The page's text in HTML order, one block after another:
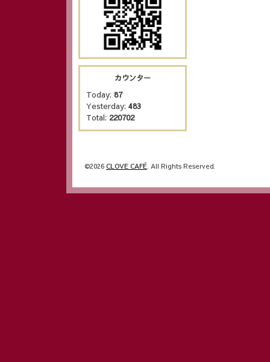
カウンター
Today: 87
Yesterday: 483
Total: 220702
©2026 CLOVE CAFÉ. All Rights Reserved.